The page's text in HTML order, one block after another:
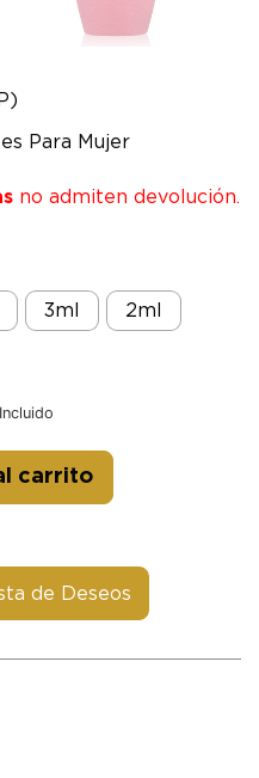
Para Mujer
no admiten devolución.
3ml 2ml
carrito
de Deseos